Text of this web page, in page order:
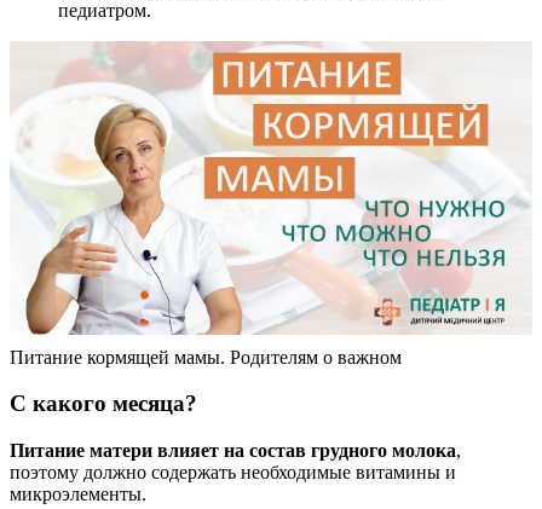
педиатром.
Питание кормящей мамы. Родителям о важном
С какого месяца?
Питание матери влияет на состав грудного молока,
поэтому должно содержать необходимые витамины и
микроэлементы.